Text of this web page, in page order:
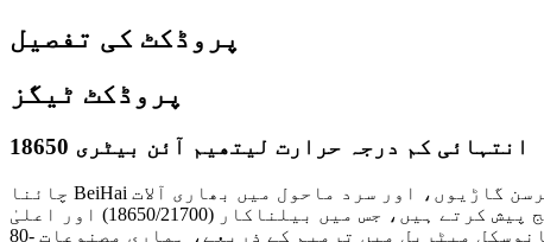
پروڈکٹ کی تفصیل
پروڈکٹ ٹیگز
18650 انتہائی کم درجہ حرارت لیتھیم آئن بیٹری
چائنا BeiHai پاور انتہائی کم درجہ حرارت والے ماحول کے لیے توانائی کے حل میں ایک رہنما ہے۔ ڈرونز، روبوٹک سنگل پرسن گاڑیوں، اور سرد ماحول میں بھاری آلات
کو درپیش طاقت کے چیلنجوں سے نمٹنے کے لیے، ہم انتہائی کم درجہ حرارت والی بیٹریوں کی ایک مکمل رینج پیش کرتے ہیں، جس میں بیلناکار (18650/21700) اور اعلیٰ
صلاحیت والے پاؤچ سیلز شامل ہیں۔ نانوسکل میٹریل میں ترمیم کے ذریعے، ہماری مصنوعات -80 ° C سے -40 ° C تک کے انتہائی درجہ حرارت پر غیر معمولی پاور آؤٹ پٹ